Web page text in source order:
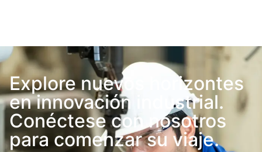
Explore nuevos horizontes
en innovación industrial.
Conéctese con nosotros
para comenzar su viaje.